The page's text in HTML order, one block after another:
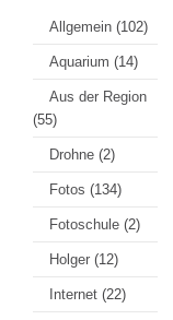
Allgemein (102)
Aquarium (14)
Aus der Region
(55)
Drohne (2)
Fotos (134)
Fotoschule (2)
Holger (12)
Internet (22)